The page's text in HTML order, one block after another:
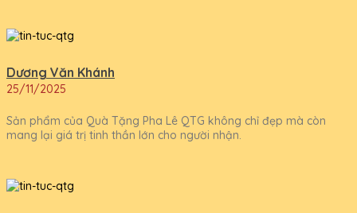
Dương Văn Khánh
25/11/2025
Sản phẩm của Quà Tặng Pha Lê QTG không chỉ đẹp mà còn
mang lại giá trị tinh thần lớn cho người nhận.